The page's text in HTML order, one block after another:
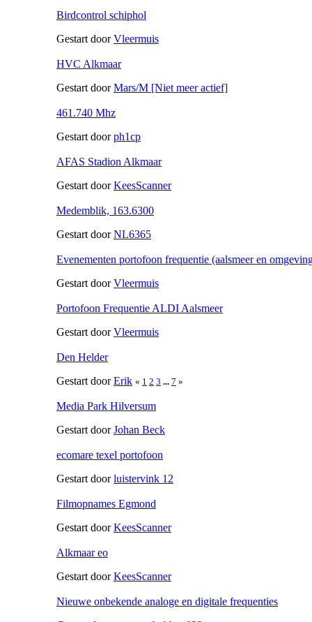
Birdcontrol schiphol
Gestart doorVleermuis
HVC Alkmaar
Gestart doorMars/M [Niet meer actief]
461.740 Mhz
Gestart doorph1cp
AFAS Stadion Alkmaar
Gestart doorKeesScanner
Medemblik, 163.6300
Gestart doorNL6365
Evenementen portofoon frequentie (aalsmeer en
Gestart doorVleermuis
Portofoon Frequentie ALDI Aalsmeer
Gestart doorVleermuis
Den Helder
Gestart doorErik « 1 2 3 ... 7 »
Media Park Hilversum
Gestart doorJohan Beck
ecomare texel portofoon
Gestart doorluistervink 12
Filmopnames Egmond
Gestart doorKeesScanner
Alkmaar eo
Gestart doorKeesScanner
Nieuwe onbekende analoge en digitale frequenties